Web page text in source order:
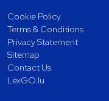
Cookie Policy
Terms & Conditions
Privacy Statement
Sitemap
Contact Us
LexGO.lu